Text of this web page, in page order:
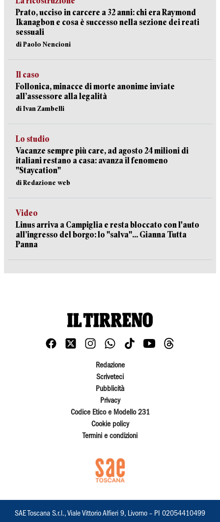
Prato, ucciso in carcere a 32 anni: chi era Raymond
Ikanagbon e cosa è successo nella sezione dei reati
sessuali
di Paolo Nencioni
Il caso
Follonica, minacce di morte anonime inviate
all’assessore alla legalità
di Ivan Zambelli
Lo studio
Vacanze sempre più care, ad agosto 24 milioni di
italiani restano a casa: avanza il fenomeno
"Staycation"
di Redazione web
Video
Linus arriva a Campiglia e resta bloccato con l'auto
all’ingresso del borgo: lo "salva"... Gianna Tutta
Panna
Redazione
Scriveteci
Pubblicità
Privacy
Codice Etico e Modello 231
Cookie policy
Termini e condizioni
SAE Toscana S.r.l., Viale Vittorio Alfieri 9, Livorno – PI 02054410499